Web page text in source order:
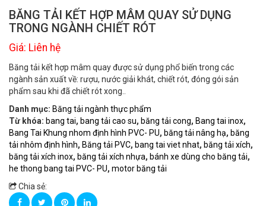
BĂNG TẢI KẾT HỢP MÂM QUAY SỬ DỤNG
TRONG NGÀNH CHIẾT RÓT
Giá: Liên hệ
Băng tải kết hợp mâm quay được sử dụng phổ biến trong các
ngành sản xuất về: rượu, nước giải khát, chiết rót, đóng gói sản
phẩm sau khi đã chiết rót xong..
Danh mục: Băng tải ngành thực phẩm
Từ khóa: bang tai, bang tải cao su, băng tải cong, Bang tai inox,
Bang Tai Khung nhom định hình PVC- PU, băng tải nâng hạ, băng
tải nhôm định hình, Băng tải PVC, bang tai viet nhat, băng tải xích,
băng tải xích inox, băng tải xích nhựa, bánh xe dùng cho băng tải,
he thong bang tai PVC- PU, motor băng tải
Chia sẻ: